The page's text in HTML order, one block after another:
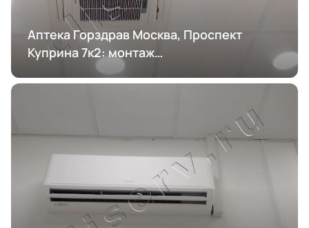
Аптека Горздрав Москва, Проспект
Куприна 7к2: монтаж
кондиционирования